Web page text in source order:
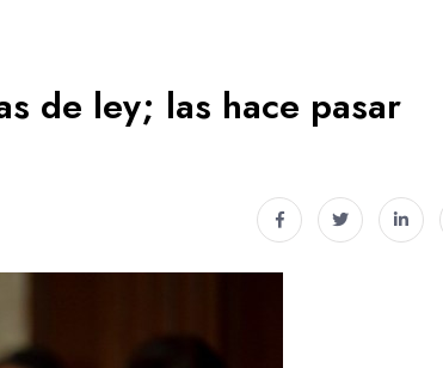
de ley; las hace pasar